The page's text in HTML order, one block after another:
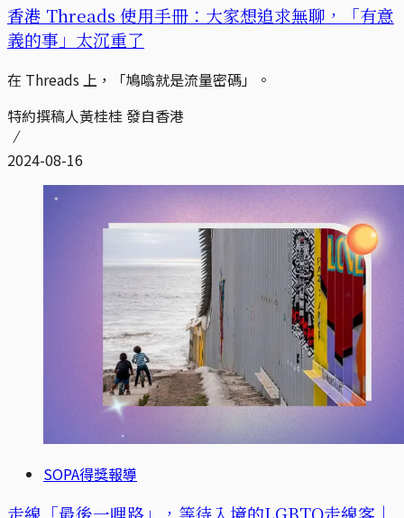
香港 Threads 使用手冊：大家想追求無聊，「有意
義的事」太沉重了
在 Threads 上，「鳩噏就是流量密碼」。
特約撰稿人黃桂桂 發自香港
2024-08-16
SOPA得獎報導